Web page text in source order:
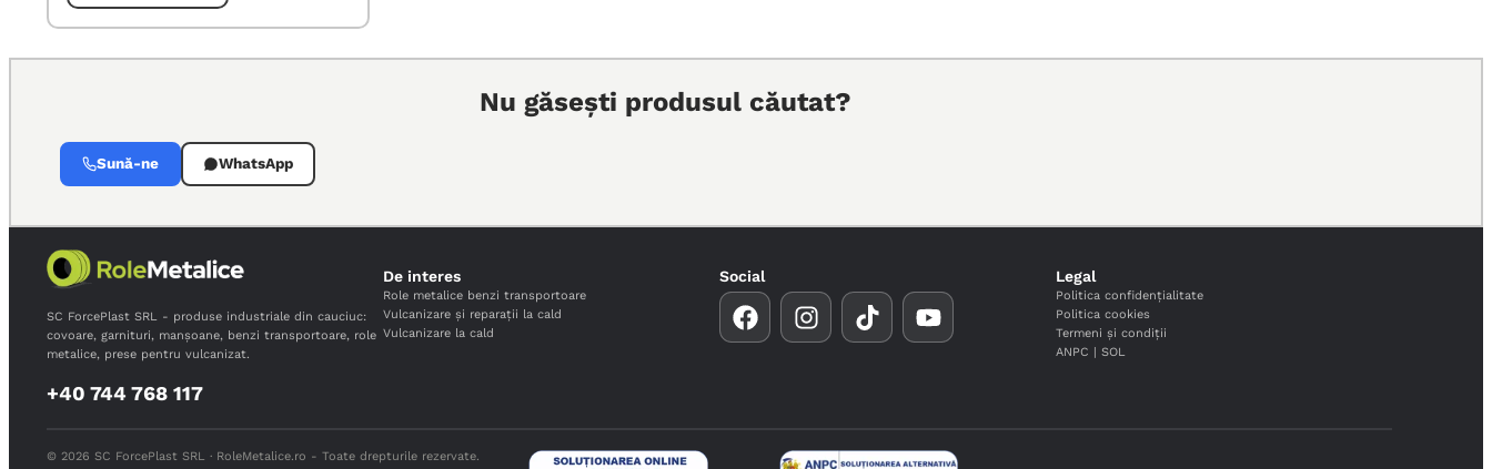
Nu găsești produsul căutat?
Sună-ne WhatsApp
SC ForcePlast SRL - produse industriale din cauciuc:
covoare, garnituri, manșoane, benzi transportoare, role
metalice, prese pentru vulcanizat.
+40 744 768 117
De interes
Role metalice benzi transportoare
Vulcanizare și reparații la cald
Vulcanizare la cald
Social Legal
Politica confidențialitate
Politica cookies
Termeni și condiții
ANPC | SOL
© 2026 SC ForcePlast SRL · RoleMetalice.ro - Toate drepturile rezervate.